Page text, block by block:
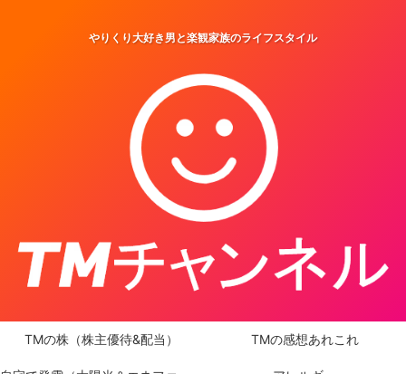
やりくり大好き男と楽観家族のライフスタイル
TMの株（株主優待&配当） TMの感想あれこれ